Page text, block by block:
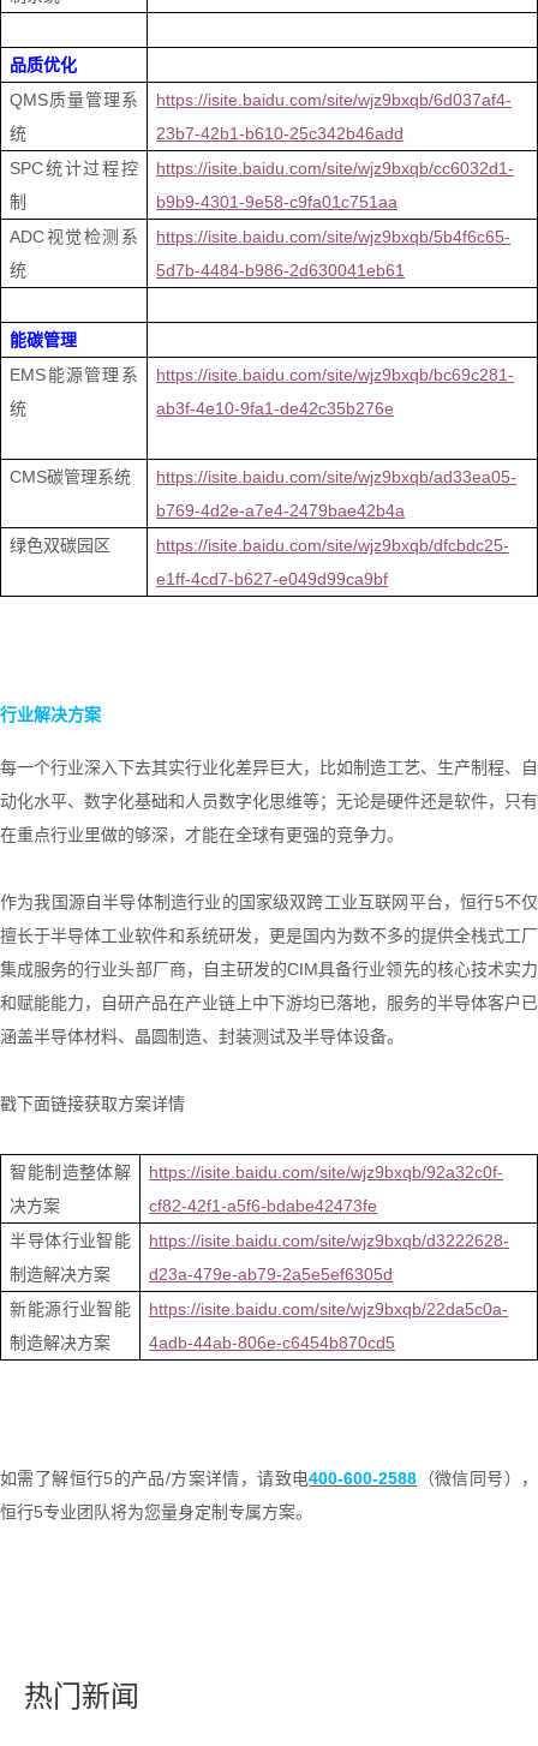
品质优化
QMS质量管理系
统
https://isite.baidu.com/site/wjz9bxqb/6d037af4-
23b7-42b1-b610-25c342b46add
SPC统计过程控
制
https://isite.baidu.com/site/wjz9bxqb/cc6032d1-
b9b9-4301-9e58-c9fa01c751aa
ADC视觉检测系
统
https://isite.baidu.com/site/wjz9bxqb/5b4f6c65-
5d7b-4484-b986-2d630041eb61
能碳管理
EMS能源管理系
统
https://isite.baidu.com/site/wjz9bxqb/bc69c281-
ab3f-4e10-9fa1-de42c35b276e
CMS碳管理系统
https://isite.baidu.com/site/wjz9bxqb/ad33ea05-
b769-4d2e-a7e4-2479bae42b4a
绿色双碳园区
https://isite.baidu.com/site/wjz9bxqb/dfcbdc25-
e1ff-4cd7-b627-e049d99ca9bf
行业解决方案
每一个行业深入下去其实行业化差异巨大，比如制造工艺、生产制程、自
动化水平、数字化基础和人员数字化思维等；无论是硬件还是软件，只有
在重点行业里做的够深，才能在全球有更强的竞争力。
作为我国源自半导体制造行业的国家级双跨工业互联网平台，恒行5不仅
擅长于半导体工业软件和系统研发，更是国内为数不多的提供全栈式工厂
集成服务的行业头部厂商，自主研发的CIM具备行业领先的核心技术实力
和赋能能力，自研产品在产业链上中下游均已落地，服务的半导体客户已
涵盖半导体材料、晶圆制造、封装测试及半导体设备。
戳下面链接获取方案详情
智能制造整体解
决方案
https://isite.baidu.com/site/wjz9bxqb/92a32c0f-
cf82-42f1-a5f6-bdabe42473fe
半导体行业智能
制造解决方案
https://isite.baidu.com/site/wjz9bxqb/d3222628-
d23a-479e-ab79-2a5e5ef6305d
新能源行业智能
制造解决方案
https://isite.baidu.com/site/wjz9bxqb/22da5c0a-
4adb-44ab-806e-c6454b870cd5
如需了解恒行5的产品/方案详情，请致电400-600-2588 （微信同号），
恒行5专业团队将为您量身定制专属方案。
热门新闻